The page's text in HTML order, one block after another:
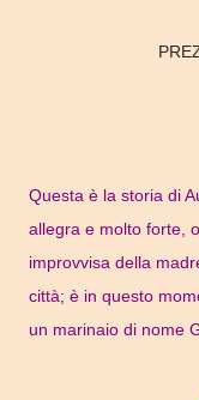
Questa è la storia di
allegra e molto forte,
improvvisa della
città; è in questo
un marinaio di nome